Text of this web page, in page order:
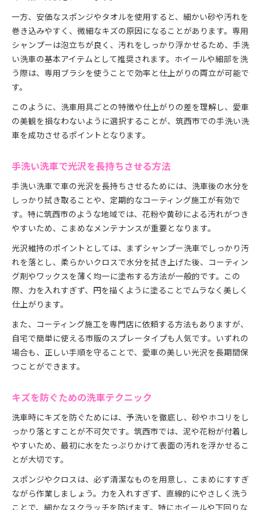
一方、安価なスポンジやタオルを使用すると、細かい砂や汚れを
巻き込みやすく、微細なキズの原因になることがあります。専用
シャンプーは泡立ちが良く、汚れをしっかり浮かせるため、手洗
い洗車の基本アイテムとして推奨されます。ホイールや細部を洗
う際は、専用ブラシを使うことで効率と仕上がりの両立が可能で
す。
このように、洗車用具ごとの特徴や仕上がりの差を理解し、愛車
の美観を損なわないように選択することが、筑西市での手洗い洗
車を成功させるポイントとなります。
手洗い洗車で光沢を長持ちさせる方法
手洗い洗車で車の光沢を長持ちさせるためには、洗車後の水分を
しっかり拭き取ることや、定期的なコーティング施工が有効で
す。特に筑西市のような地域では、花粉や黄砂による汚れがつき
やすいため、こまめなメンテナンスが重要となります。
光沢維持のポイントとしては、まずシャンプー洗車でしっかり汚
れを落とし、柔らかいクロスで水分を拭き上げた後、コーティン
グ剤やワックスを薄く均一に塗布する方法が一般的です。この
際、力を入れすぎず、円を描くように塗ることでムラなく美しく
仕上がります。
また、コーティング施工を専門店に依頼する方法もありますが、
自宅で簡単に使える市販のスプレータイプも人気です。いずれの
場合も、正しい手順を守ることで、愛車の美しい光沢を長期間保
つことができます。
キズを防ぐための洗車テクニック
洗車時にキズを防ぐためには、予洗いを徹底し、砂やホコリをし
っかり落とすことが不可欠です。筑西市では、泥や花粉が付着し
やすいため、最初に水をたっぷりかけて表面の汚れを浮かせるこ
とが大切です。
スポンジやクロスは、必ず清潔なものを用意し、こまめにすすぎ
ながら作業しましょう。力を入れすぎず、直線的にやさしく洗う
ことで、細かなスクラッチを防げます。特にホイールや下回りな